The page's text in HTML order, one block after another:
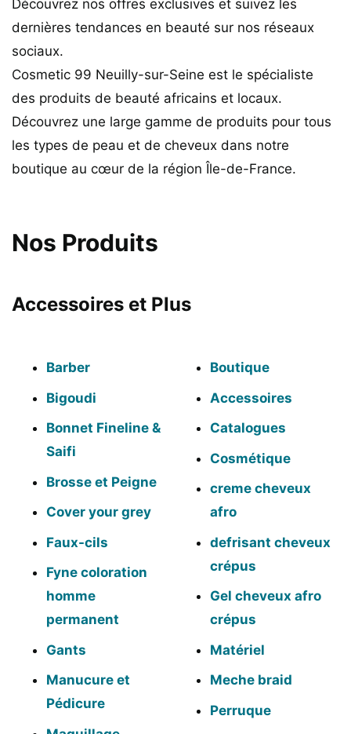
Découvrez nos offres exclusives et suivez les
dernières tendances en beauté sur nos réseaux
sociaux.
Cosmetic 99 Neuilly-sur-Seine est le spécialiste
des produits de beauté africains et locaux.
Découvrez une large gamme de produits pour tous
les types de peau et de cheveux dans notre
boutique au cœur de la région Île-de-France.
Nos Produits
Accessoires et Plus
Barber
Bigoudi
Bonnet Fineline &
Saifi
Brosse et Peigne
Cover your grey
Faux-cils
Fyne coloration
homme
permanent
Gants
Manucure et
Pédicure
Boutique
Accessoires
Catalogues
Cosmétique
creme cheveux
afro
defrisant cheveux
crépus
Gel cheveux afro
crépus
Matériel
Meche braid
Perruque